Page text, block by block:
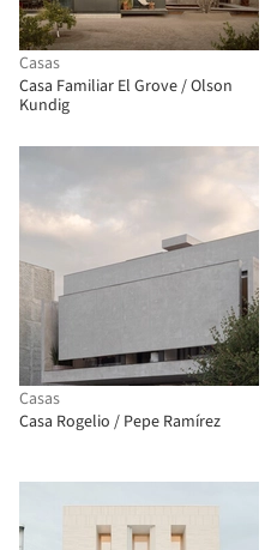
Casas
Casa Familiar El Grove / Olson
Kundig
Casas
Casa Rogelio / Pepe Ramírez